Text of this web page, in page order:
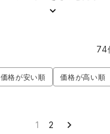
ビッグボー
価格が安い順 価格が高い順
74
1 2